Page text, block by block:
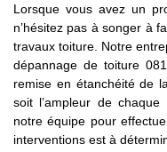
Lorsque vous avez un
n’hésitez pas à songer à
travaux toiture. Notre
dépannage de toiture
remise en étanchéité de
soit l’ampleur de
notre équipe pour
interventions est à